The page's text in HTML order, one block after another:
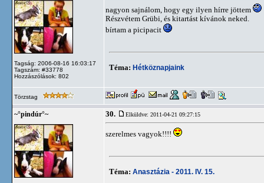
Tagság: 2006-08-16 16:03:17
Tagszám: #33778
Hozzászólások: 802
nagyon sajnálom, hogy egy ilyen hírre jöttem
Részvétem Grübi, és kitartást kívánok neked.
bírtam a picipacit
Téma: Hétköznapjaink
Törzstag
~°pindúr°~ 30. Elküldve: 2011-04-21 09:27:15
szerelmes vagyok!!!!
Téma: Anasztázia - 2011. IV. 15.